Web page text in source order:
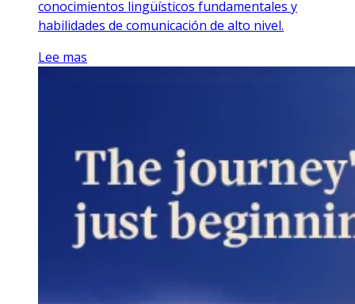
conocimientos lingüísticos fundamentales y
habilidades de comunicación de alto nivel.
Lee mas